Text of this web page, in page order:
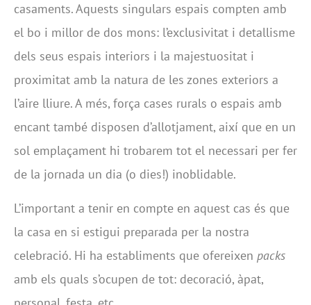
casaments. Aquests singulars espais compten amb
el bo i millor de dos mons: l’exclusivitat i detallisme
dels seus espais interiors i la majestuositat i
proximitat amb la natura de les zones exteriors a
l’aire lliure. A més, força cases rurals o espais amb
encant també disposen d’allotjament, així que en un
sol emplaçament hi trobarem tot el necessari per fer
de la jornada un dia (o dies!) inoblidable.
L’important a tenir en compte en aquest cas és que
la casa en si estigui preparada per la nostra
celebració. Hi ha establiments que ofereixen packs
amb els quals s’ocupen de tot: decoració, àpat,